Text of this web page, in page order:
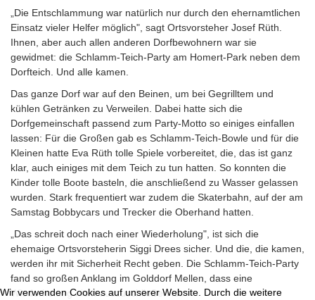
„Die Entschlammung war natürlich nur durch den ehernamtlichen
Einsatz vieler Helfer möglich", sagt Ortsvorsteher Josef Rüth.
Ihnen, aber auch allen anderen Dorfbewohnern war sie
gewidmet: die Schlamm-Teich-Party am Homert-Park neben dem
Dorfteich. Und alle kamen.
Das ganze Dorf war auf den Beinen, um bei Gegrilltem und
kühlen Getränken zu Verweilen. Dabei hatte sich die
Dorfgemeinschaft passend zum Party-Motto so einiges einfallen
lassen: Für die Großen gab es Schlamm-Teich-Bowle und für die
Kleinen hatte Eva Rüth tolle Spiele vorbereitet, die, das ist ganz
klar, auch einiges mit dem Teich zu tun hatten. So konnten die
Kinder tolle Boote basteln, die anschließend zu Wasser gelassen
wurden. Stark frequentiert war zudem die Skaterbahn, auf der am
Samstag Bobbycars und Trecker die Oberhand hatten.
„Das schreit doch nach einer Wiederholung", ist sich die
ehemaige Ortsvorsteherin Siggi Drees sicher. Und die, die kamen,
werden ihr mit Sicherheit Recht geben. Die Schlamm-Teich-Party
fand so großen Anklang im Golddorf Mellen, dass eine
Wiederholung nicht auszuschließen ist.
Wir verwenden Cookies auf unserer Website. Durch die weitere